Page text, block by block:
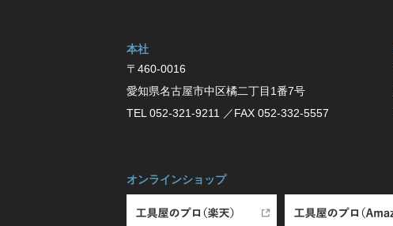
本社
〒460-0016
愛知県名古屋市中区橘⼆丁⽬1番7号
TEL 052-321-9211
／FAX 052-332-5557
オンラインショップ